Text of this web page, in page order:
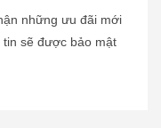
những ưu đãi mới
tin sẽ được bảo mật